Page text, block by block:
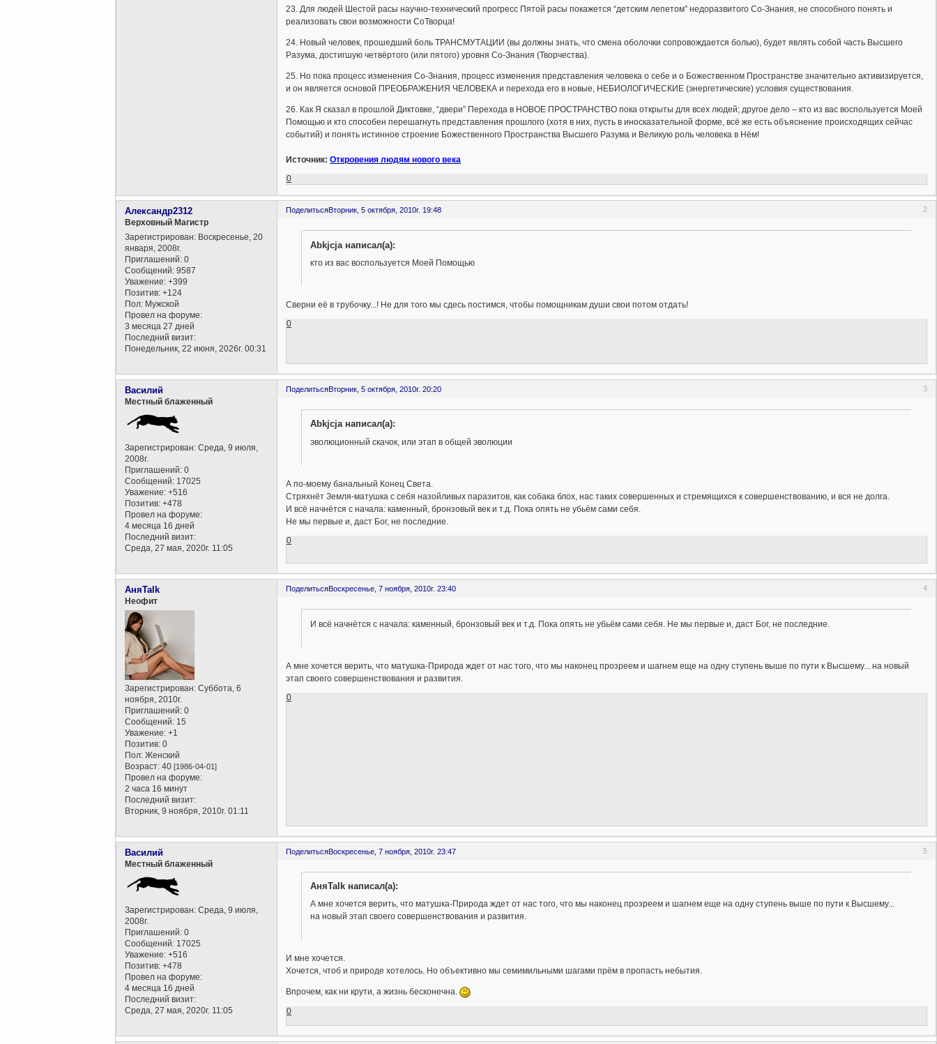
23. Для людей Шестой расы научно-технический прогресс Пятой расы покажется “детским лепетом” недоразвитого Со-Знания, не способного понять и
реализовать свои возможности СоТворца!
24. Новый человек, прошедший боль ТРАНСМУТАЦИИ (вы должны знать, что смена оболочки сопровождается болью), будет являть собой часть Высшего
Разума, достигшую четвёртого (или пятого) уровня Со-Знания (Творчества).
25. Но пока процесс изменения Со-Знания, процесс изменения представления человека о себе и о Божественном Пространстве значительно активизируется,
и он является основой ПРЕОБРАЖЕНИЯ ЧЕЛОВЕКА и перехода его в новые, НЕБИОЛОГИЧЕСКИЕ (энергетические) условия существования.
26. Как Я сказал в прошлой Диктовке, “двери” Перехода в НОВОЕ ПРОСТРАНСТВО пока открыты для всех людей; другое дело – кто из вас воспользуется Моей
Помощью и кто способен перешагнуть представления прошлого (хотя в них, пусть в иносказательной форме, всё же есть объяснение происходящих сейчас
событий) и понять истинное строение Божественного Пространства Высшего Разума и Великую роль человека в Нём!
Источник: Откровения людям нового века
0
Поделиться 2
Вторник, 5 октября, 2010г. 19:48
Александр2312
Верховный Магистр
Зарегистрирован: Воскресенье, 20
января, 2008г.
Приглашений: 0
Сообщений: 9587
Уважение: +399
Позитив: +124
Пол: Мужской
Провел на форуме:
3 месяца 27 дней
Последний визит:
Понедельник, 22 июня, 2026г. 00:31
Abkjcja написал(а):
кто из вас воспользуется Моей Помощью
Сверни её в трубочку...! Не для того мы сдесь постимся, чтобы помощникам души свои потом отдать!
0
Поделиться 3
Вторник, 5 октября, 2010г. 20:20
Василий
Местный блаженный
Зарегистрирован: Среда, 9 июля,
2008г.
Приглашений: 0
Сообщений: 17025
Уважение: +516
Позитив: +478
Провел на форуме:
4 месяца 16 дней
Последний визит:
Среда, 27 мая, 2020г. 11:05
Abkjcja написал(а):
эволюционный скачок, или этап в общей эволюции
А по-моему банальный Конец Света.
Стряхнёт Земля-матушка с себя назойливых паразитов, как собака блох, нас таких совершенных и стремящихся к совершенствованию, и вся не долга.
И всё начнётся с начала: каменный, бронзовый век и т.д. Пока опять не убьём сами себя.
Не мы первые и, даст Бог, не последние.
0
Поделиться 4
Воскресенье, 7 ноября, 2010г. 23:40
АняTalk
Неофит
Зарегистрирован: Суббота, 6
ноября, 2010г.
Приглашений: 0
Сообщений: 15
Уважение: +1
Позитив: 0
Пол: Женский
Возраст: 40[1986-04-01]
Провел на форуме:
2 часа 16 минут
Последний визит:
Вторник, 9 ноября, 2010г. 01:11
И всё начнётся с начала: каменный, бронзовый век и т.д. Пока опять не убьём сами себя. Не мы первые и, даст Бог, не последние.
А мне хочется верить, что матушка-Природа ждет от нас того, что мы наконец прозреем и шагнем еще на одну ступень выше по пути к Высшему... на новый
этап своего совершенствования и развития.
0
Поделиться 5
Воскресенье, 7 ноября, 2010г. 23:47
Василий
Местный блаженный
Зарегистрирован: Среда, 9 июля,
2008г.
Приглашений: 0
Сообщений: 17025
Уважение: +516
Позитив: +478
Провел на форуме:
4 месяца 16 дней
Последний визит:
Среда, 27 мая, 2020г. 11:05
АняTalk написал(а):
А мне хочется верить, что матушка-Природа ждет от нас того, что мы наконец прозреем и шагнем еще на одну ступень выше по пути к Высшему...
на новый этап своего совершенствования и развития.
И мне хочется.
Хочется, чтоб и природе хотелось. Но объективно мы семимильными шагами прём в пропасть небытия.
Впрочем, как ни крути, а жизнь бесконечна.
0